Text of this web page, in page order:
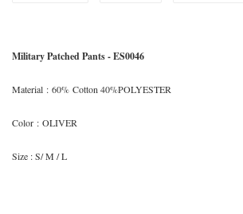
Military Patched Pants - ES0046
Material : 60% Cotton 40%POLYESTER
Color : OLIVER
Size : S/ M / L